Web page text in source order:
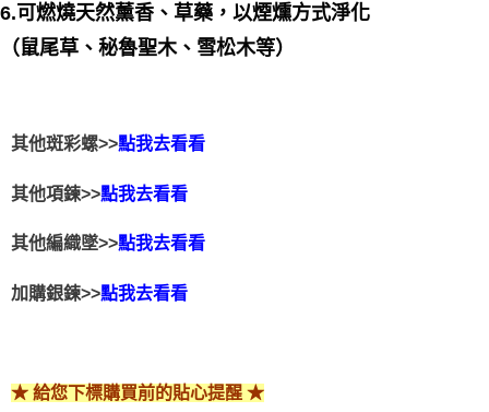
6.可燃燒天然薰香、草藥，以煙燻方式淨化
（鼠尾草、秘魯聖木、雪松木等）
其他斑彩螺>>點我去看看
其他項鍊>>點我去看看
其他編織墜>>點我去看看
加購銀鍊>>點我去看看
★ 給您下標購買前的貼心提醒 ★